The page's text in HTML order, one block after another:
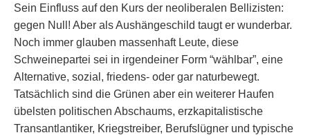
Sein Einfluss auf den Kurs der neoliberalen Bellizisten:
gegen Null! Aber als Aushängeschild taugt er wunderbar.
Noch immer glauben massenhaft Leute, diese
Schweinepartei sei in irgendeiner Form “wählbar”, eine
Alternative, sozial, friedens- oder gar naturbewegt.
Tatsächlich sind die Grünen aber ein weiterer Haufen
übelsten politischen Abschaums, erzkapitalistische
Transantlantiker, Kriegstreiber, Berufslügner und typische